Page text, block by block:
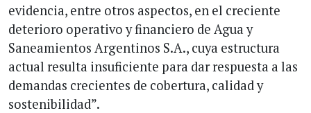
evidencia, entre otros aspectos, en el creciente
deterioro operativo y financiero de Agua y
Saneamientos Argentinos S.A., cuya estructura
actual resulta insuficiente para dar respuesta a las
demandas crecientes de cobertura, calidad y
sostenibilidad”.